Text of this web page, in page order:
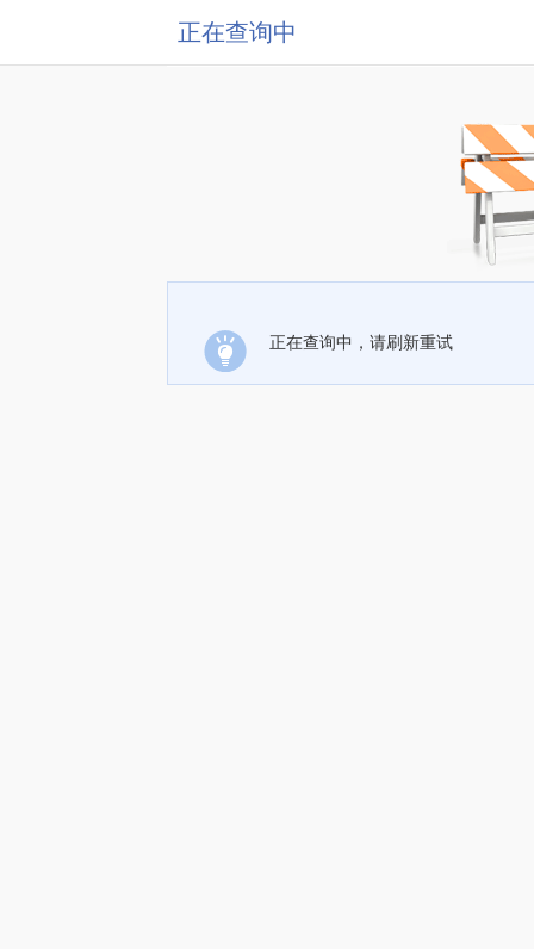
正在查询中
正在查询中，请刷新重试